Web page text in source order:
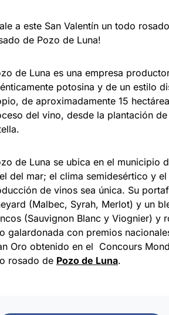
a este San Valentín un todo
de Pozo de Luna!
de Luna es una empresa
potosina y de un estilo
de aproximadamente 15
del vino, desde la plantación
de Luna se ubica en el municipio
del mar; el clima semidesértico y
de vinos sea única. Su
(Malbec, Syrah, Merlot) y un
(Sauvignon Blanc y Viognier) y
galardonada con premios
Oro obtenido en el Concours
rosado de Pozo de Luna.